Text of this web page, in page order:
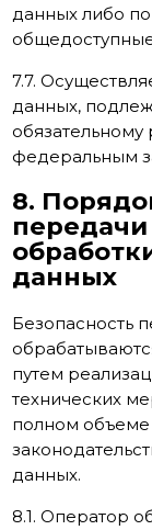
данных либо
7.7.
данных,
обязательному
федеральным
8.
данных
Безопасность
путем
технических
полном
данных.
8.1. Оператор